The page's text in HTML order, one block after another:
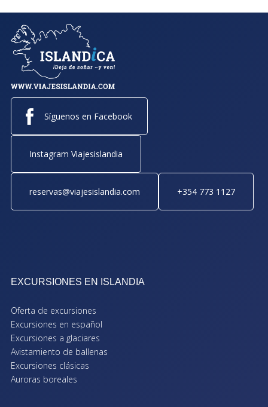
Síguenos en Facebook
Instagram Viajesislandia
reservas@viajesislandia.com +354 773 1127
EXCURSIONES EN ISLANDIA
Oferta de excursiones
Excursiones en español
Excursiones a glaciares
Avistamiento de ballenas
Excursiones clásicas
Auroras boreales